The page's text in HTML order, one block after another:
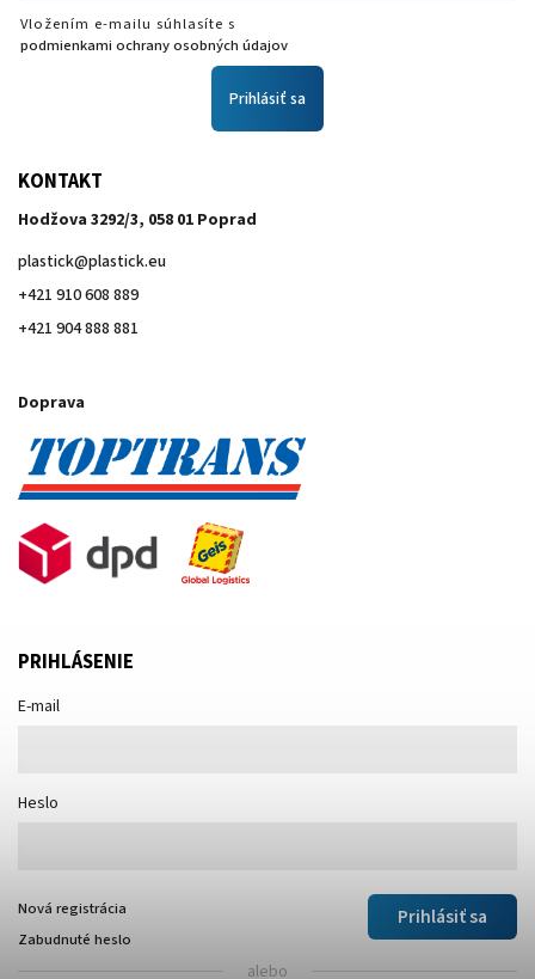
Vložením e-mailu súhlasíte s
podmienkami ochrany osobných údajov
Prihlásiť sa
KONTAKT
Hodžova 3292/3, 058 01 Poprad
plastick@plastick.eu
+421 910 608 889
+421 904 888 881
Doprava
PRIHLÁSENIE
E-mail
Heslo
Prihlásiť sa
Nová registrácia
Zabudnuté heslo
alebo